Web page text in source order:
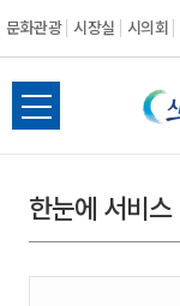
문화관광 시장실 시의회
전
체
뉴
열
한눈에 서비스